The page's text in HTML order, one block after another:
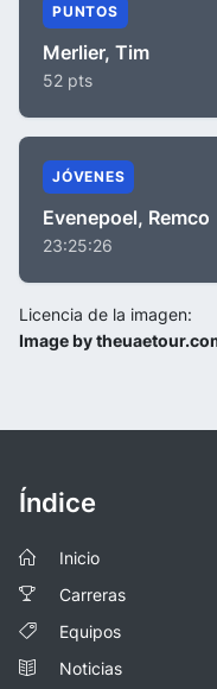
PUNTOS
Merlier, Tim
52 pts
JÓVENES
Evenepoel, Remco
23:25:26
Licencia de la imagen:
Image by
Índice
Inicio
Carreras
Equipos
Noticias